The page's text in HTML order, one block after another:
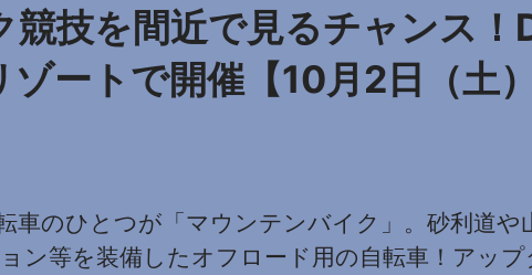
競技を間近で見るチャンス！
ートで開催【10月2日（土
車のひとつが「マウンテンバイク」。砂利道
ン等を装備したオフロード用の自転車！アッ